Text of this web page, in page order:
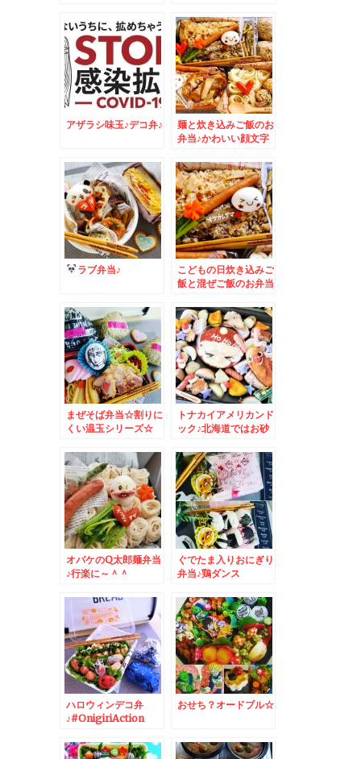
アザラシ味玉♪デコ弁♪
麺と炊き込みご飯のお
弁当♪かわいい顔文字
ラブ弁当♪
こどもの日炊き込みご
飯と混ぜご飯のお弁当
まぜそば弁当☆割りに
くい温玉シリーズ☆
トナカイアメリカンド
ック♪北海道ではお砂
ック
オバケのQ太郎麺弁当
♪行楽に～＾＾
ぐでたま入りおにぎり
弁当♪鶏ダンス
ハロウィンデコ弁
♪#OnigiriAction
おせち？オードブル☆